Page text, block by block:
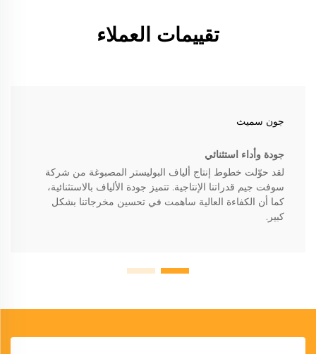
تقييمات العملاء
جون سميث
جودة وأداء استثنائي
لقد حوّلت خطوط إنتاج ألياف البوليستر المصبوغة من شركة
سوفت جيم قدراتنا الإنتاجية. تتميز جودة الألياف بالاستثنائية،
كما أن الكفاءة العالية ساهمت في تحسين مخرجاتنا بشكل
كبير.